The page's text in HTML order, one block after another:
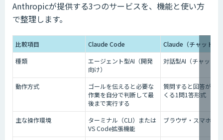
Anthropicが提供する3つのサービスを、機能と使い方
で整理します。
比較項目 Claude Code
Claude（チャット版
種類
エージェント型AI（開発
向け）
対話型AI（チャット
動作方式
ゴールを伝えると必要な
作業を自分で判断して最
後まで実行する
質問すると回答が返
くる1問1答形式
主な操作環境
ターミナル（CLI）または
VS Code拡張機能
ブラウザ・スマホア